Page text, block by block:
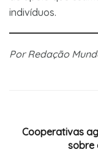
indivíduos.
Por Redação
Cooperativas
sobre